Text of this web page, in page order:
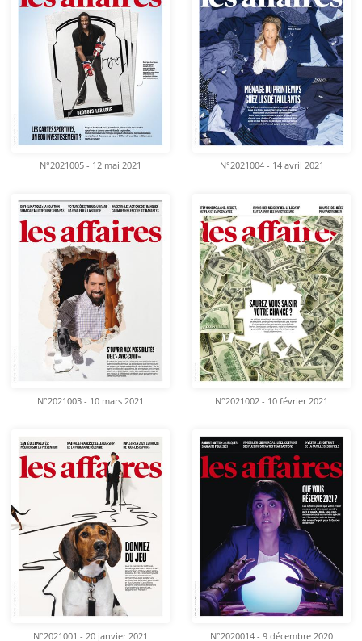
N°2021005 - 12 mai 2021 N°2021004 - 14 avril 2021
N°2021003 - 10 mars 2021 N°2021002 - 10 février 2021
N°2021001 - 20 janvier 2021 N°2020014 - 9 décembre 2020